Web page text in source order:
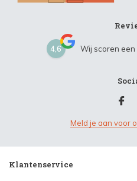
4,6 Wij scoren een
Meld je aan voor
Klantenservice